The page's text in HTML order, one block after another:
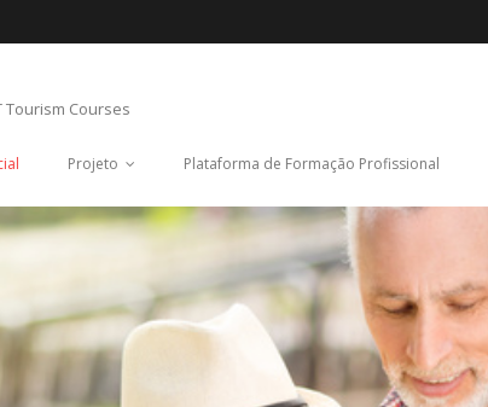
Tourism Courses
Projeto Plataforma de Formação Profissional